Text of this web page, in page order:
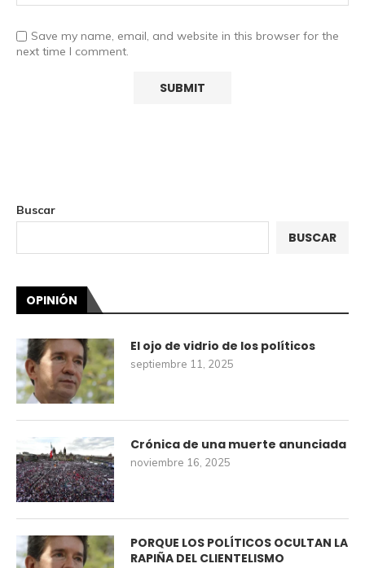
Save my name, email, and website in this browser for the
next time I comment.
Buscar
BUSCAR
OPINIÓN
El ojo de vidrio de los políticos
septiembre 11, 2025
Crónica de una muerte anunciada
noviembre 16, 2025
PORQUE LOS POLÍTICOS OCULTAN LA
RAPIÑA DEL CLIENTELISMO